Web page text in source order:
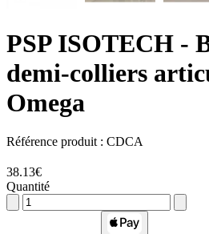
PSP ISOTECH -
demi-colliers
Omega
Référence produit : CDCA
38.13€
Quantité